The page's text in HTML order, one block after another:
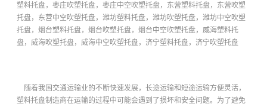
塑料托盘，枣庄吹塑托盘，枣庄中空吹塑托盘，东营塑料托盘，东营吹塑
托盘，东营中空吹塑托盘，潍坊塑料托盘，潍坊吹塑托盘，潍坊中空吹塑
托盘，烟台塑料托盘，烟台吹塑托盘，烟台中空吹塑托盘，威海塑料托
盘，威海吹塑托盘，威海中空吹塑托盘，济宁塑料托盘，济宁吹塑托盘
随着我国交通运输业的不断快速发展，长途运输和短途运输方便灵活，
塑料托盘制造商在运输的过程中可能会遇到了损坏和安全问题。为了避免